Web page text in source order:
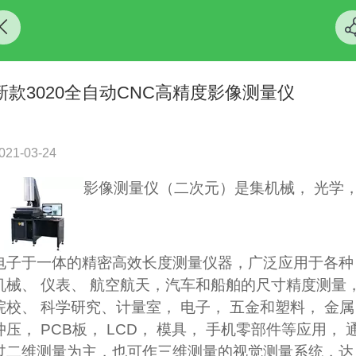
款3020全自动CNC高精度影像测量仪
03-24
影像测量仪（二次元）是集机械， 光学，
子于一体的精密高效长度测量仪器，广泛应用于各种
械、 仪表、 航空航天，汽车和船舶的尺寸精度测量，
校、 科学研究、计量室， 电子， 五金和塑料， 金属
压， PCB板， LCD， 模具， 手机零部件等应用，
二维测量为主，也可作三维测量的视觉测量系统，达